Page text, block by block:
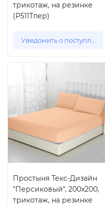
трикотаж, на резинке
(Р511Тпер)
Уведомить о поступлении
Простыня Текс-Дизайн
"Персиковый", 200x200,
трикотаж, на резинке